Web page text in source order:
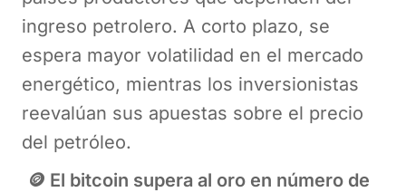
ingreso petrolero. A corto plazo, se
espera mayor volatilidad en el mercado
energético, mientras los inversionistas
reevalúan sus apuestas sobre el precio
del petróleo.
🪙 El bitcoin supera al oro en número de